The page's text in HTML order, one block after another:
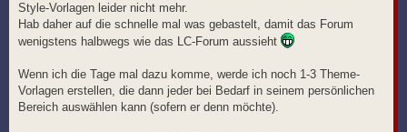
Style-Vorlagen leider nicht mehr.
Hab daher auf die schnelle mal was gebastelt, damit das Forum
wenigstens halbwegs wie das LC-Forum aussieht
Wenn ich die Tage mal dazu komme, werde ich noch 1-3 Theme-
Vorlagen erstellen, die dann jeder bei Bedarf in seinem persönlichen
Bereich auswählen kann (sofern er denn möchte).